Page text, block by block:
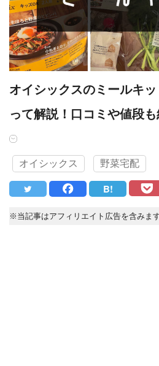
オイシックスのミールキ
って解説！口コミや値段
オイシックス 野菜宅配
B!
※当記事はアフィリエイト広告を含みます